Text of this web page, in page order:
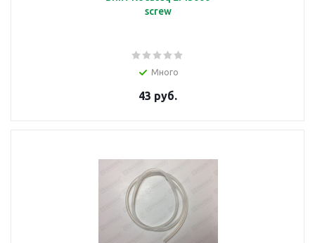
подробнее
Колодка
screw
Много
43 руб.